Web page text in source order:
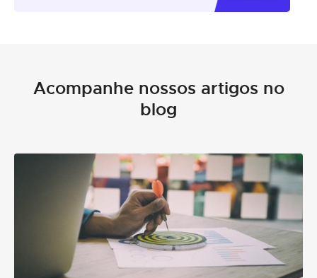
Acompanhe nossos artigos no
blog